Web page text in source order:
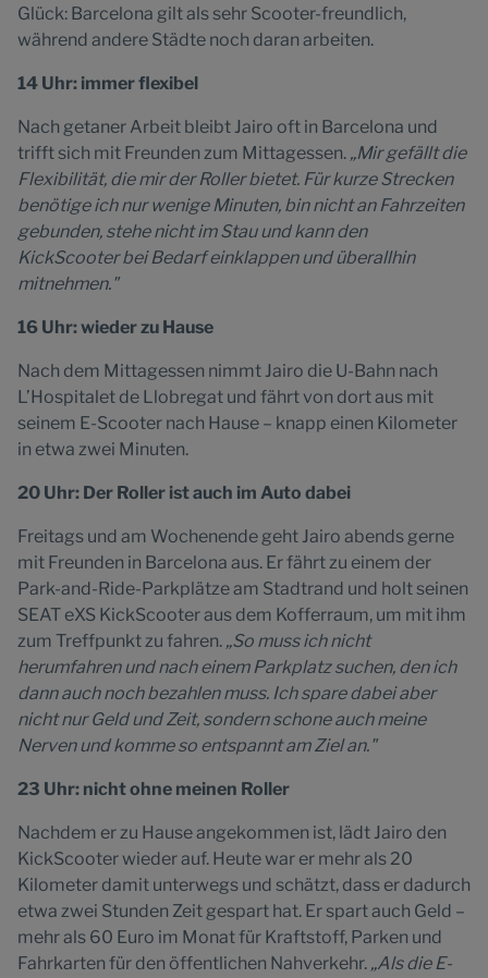
Glück: Barcelona gilt als sehr Scooter-freundlich,
während andere Städte noch daran arbeiten.
14 Uhr: immer flexibel
Nach getaner Arbeit bleibt Jairo oft in Barcelona und
trifft sich mit Freunden zum Mittagessen. „Mir gefällt die
Flexibilität, die mir der Roller bietet. Für kurze Strecken
benötige ich nur wenige Minuten, bin nicht an Fahrzeiten
gebunden, stehe nicht im Stau und kann den
KickScooter bei Bedarf einklappen und überallhin
mitnehmen."
16 Uhr: wieder zu Hause
Nach dem Mittagessen nimmt Jairo die U-Bahn nach
L’Hospitalet de Llobregat und fährt von dort aus mit
seinem E-Scooter nach Hause – knapp einen Kilometer
in etwa zwei Minuten.
20 Uhr: Der Roller ist auch im Auto dabei
Freitags und am Wochenende geht Jairo abends gerne
mit Freunden in Barcelona aus. Er fährt zu einem der
Park-and-Ride-Parkplätze am Stadtrand und holt seinen
SEAT eXS KickScooter aus dem Kofferraum, um mit ihm
zum Treffpunkt zu fahren. „So muss ich nicht
herumfahren und nach einem Parkplatz suchen, den ich
dann auch noch bezahlen muss. Ich spare dabei aber
nicht nur Geld und Zeit, sondern schone auch meine
Nerven und komme so entspannt am Ziel an."
23 Uhr: nicht ohne meinen Roller
Nachdem er zu Hause angekommen ist, lädt Jairo den
KickScooter wieder auf. Heute war er mehr als 20
Kilometer damit unterwegs und schätzt, dass er dadurch
etwa zwei Stunden Zeit gespart hat. Er spart auch Geld –
mehr als 60 Euro im Monat für Kraftstoff, Parken und
Fahrkarten für den öffentlichen Nahverkehr. „Als die E-